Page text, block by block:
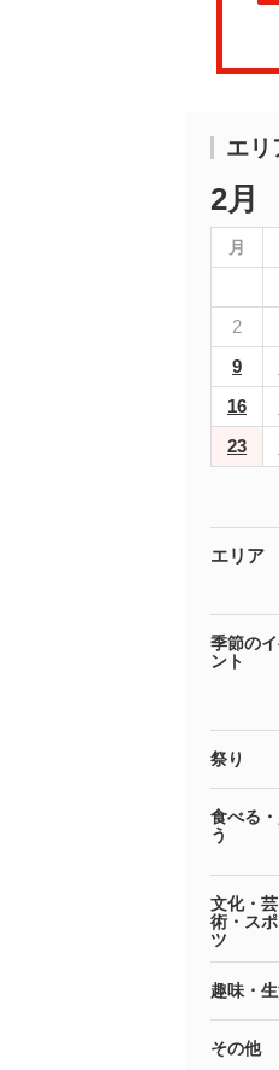
エリ
2月
月
2
9
16
23
エリア
季節の
ント
祭り
食べる
う
文化・芸
術・ス
ツ
趣味・
その他